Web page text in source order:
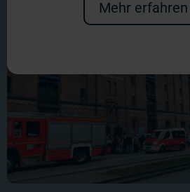
Mehr erfahren